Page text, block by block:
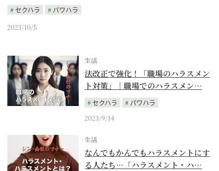
セクハラ
パワハラ
2023/10/5
生活
法改正で強化！「職場のハラスメン
ト対策」｜職場でのハラスメン…
セクハラ
パワハラ
2023/9/14
生活
なんでもかんでもハラスメントにす
る人たち…「ハラスメント・ハ…